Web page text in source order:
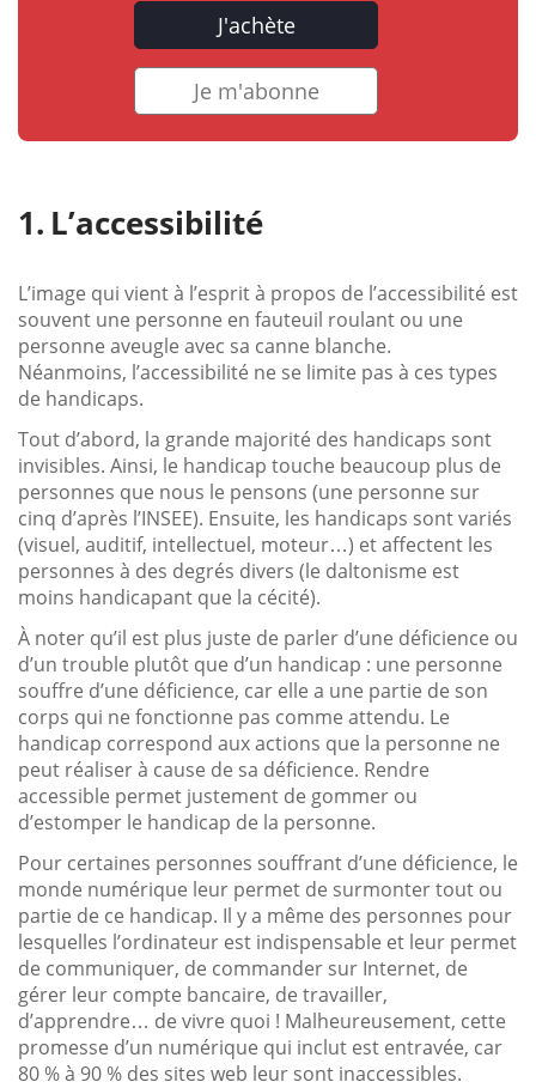
J'achète
Je m'abonne
L’accessibilité
L’image qui vient à l’esprit à propos de l’accessibilité est
souvent une personne en fauteuil roulant ou une
personne aveugle avec sa canne blanche.
Néanmoins, l’accessibilité ne se limite pas à ces types
de handicaps.
Tout d’abord, la grande majorité des handicaps sont
invisibles. Ainsi, le handicap touche beaucoup plus de
personnes que nous le pensons (une personne sur
cinq d’après l’INSEE). Ensuite, les handicaps sont variés
(visuel, auditif, intellectuel, moteur…) et affectent les
personnes à des degrés divers (le daltonisme est
moins handicapant que la cécité).
À noter qu’il est plus juste de parler d’une déficience ou
d’un trouble plutôt que d’un handicap : une personne
souffre d’une déficience, car elle a une partie de son
corps qui ne fonctionne pas comme attendu. Le
handicap correspond aux actions que la personne ne
peut réaliser à cause de sa déficience. Rendre
accessible permet justement de gommer ou
d’estomper le handicap de la personne.
Pour certaines personnes souffrant d’une déficience, le
monde numérique leur permet de surmonter tout ou
partie de ce handicap. Il y a même des personnes pour
lesquelles l’ordinateur est indispensable et leur permet
de communiquer, de commander sur Internet, de
gérer leur compte bancaire, de travailler,
d’apprendre… de vivre quoi ! Malheureusement, cette
promesse d’un numérique qui inclut est entravée, car
80 % à 90 % des sites web leur sont inaccessibles.